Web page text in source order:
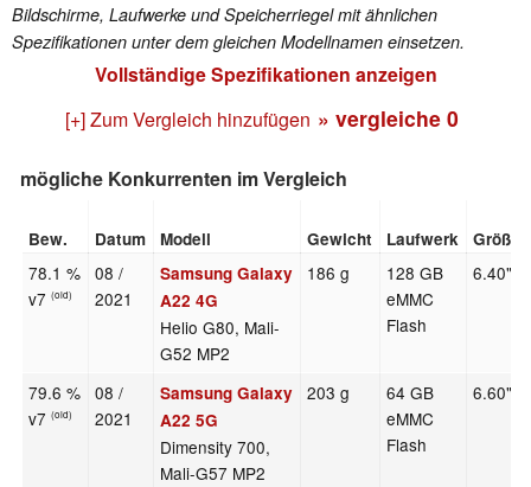
Bildschirme, Laufwerke und Speicherriegel mit ähnlichen
Spezifikationen unter dem gleichen Modellnamen einsetzen.
Vollständige Spezifikationen anzeigen
[+] Zum Vergleich hinzufügen » vergleiche 0
mögliche Konkurrenten im Vergleich
Bew. Datum Modell Gewicht Laufwerk Größe
78.1 %
v7(old)
08 /
2021
Samsung Galaxy
A22 4G
Helio G80, Mali-
G52 MP2
186 g
128 GB
eMMC
Flash
6.40"
79.6 %
v7(old)
08 /
2021
Samsung Galaxy
A22 5G
Dimensity 700,
Mali-G57 MP2
203 g
64 GB
eMMC
Flash
6.60"